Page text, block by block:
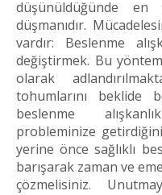
düşünüldüğünde
düşmanıdır.
vardır: Beslenme
değiştirmek. Bu
olarak
tohumlarını beklide
beslenme
probleminize
yerine önce sağlıklı
barışarak zaman ve
çözmelisiniz.